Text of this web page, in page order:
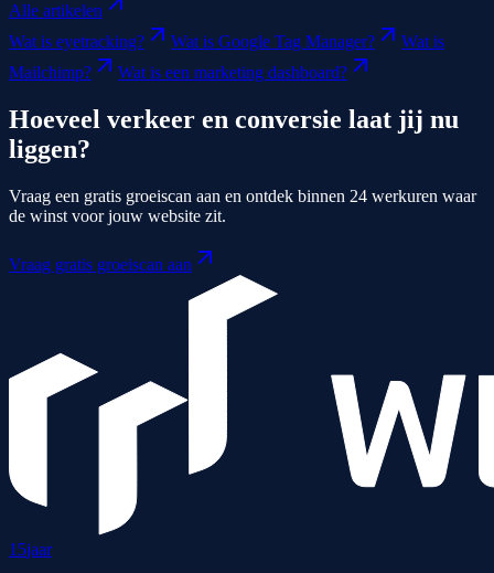
Alle artikelen
Wat is eyetracking?
Wat is Google Tag Manager?
Wat is
Mailchimp?
Wat is een marketing dashboard?
Hoeveel verkeer en conversie laat jij nu
liggen?
Vraag een gratis groeiscan aan en ontdek binnen 24 werkuren waar
de winst voor jouw website zit.
Vraag gratis groeiscan aan
15jaar